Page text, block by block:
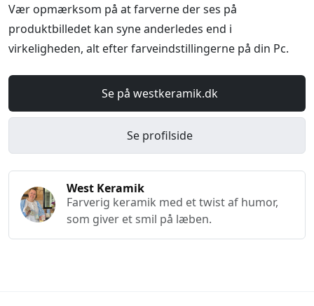
Vær opmærksom på at farverne der ses på
produktbilledet kan syne anderledes end i
virkeligheden, alt efter farveindstillingerne på din Pc.
Se på westkeramik.dk
Se profilside
West Keramik
Farverig keramik med et twist af humor,
som giver et smil på læben.